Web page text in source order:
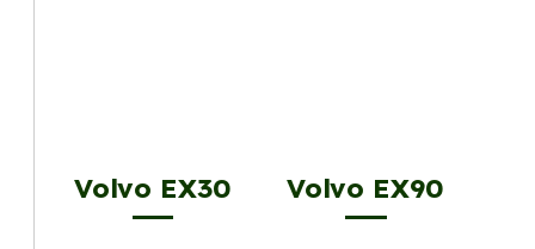
Volvo EX30 Volvo EX90